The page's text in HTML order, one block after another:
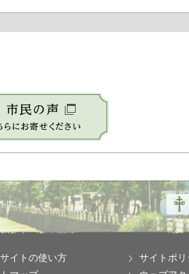
イトの使い方
サイトポリ